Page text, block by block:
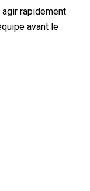
rapidement
avant le